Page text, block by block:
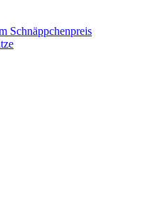
Schnäppchenpreis